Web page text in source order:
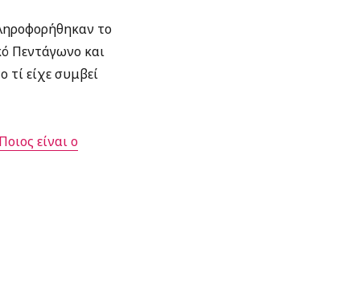
το
Πεντάγωνο και
τί είχε συμβεί
είναι ο